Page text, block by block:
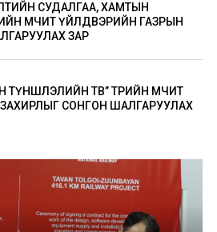
СУДАЛГАА, ХАМТЫН
ӨМЧИТ ҮЙЛДВЭРИЙН ГАЗРЫН
ЗАР
ТӨВ” ТӨРИЙН ӨМЧИТ
СОНГОН ШАЛГАРУУЛАХ